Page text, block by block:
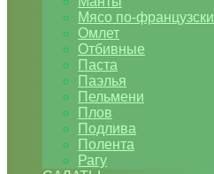
Мясо по-французски
Омлет
Отбивные
Паста
Паэлья
Пельмени
Плов
Подлива
Полента
Рагу